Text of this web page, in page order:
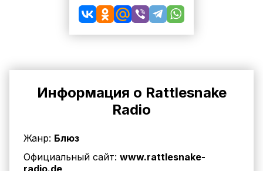
Информация о Rattlesnake
Radio
Жанр: Блюз
Официальный сайт: www.rattlesnake-
radio.de